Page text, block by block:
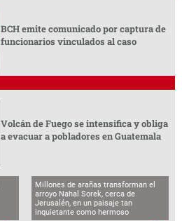
BCH emite comunicado por captura de
funcionarios vinculados al caso
Volcán de Fuego se intensifica y obliga
a evacuar a pobladores en Guatemala
Millones de arañas transforman el
arroyo Nahal Sorek, cerca de
Jerusalén, en un paisaje tan
inquietante como hermoso